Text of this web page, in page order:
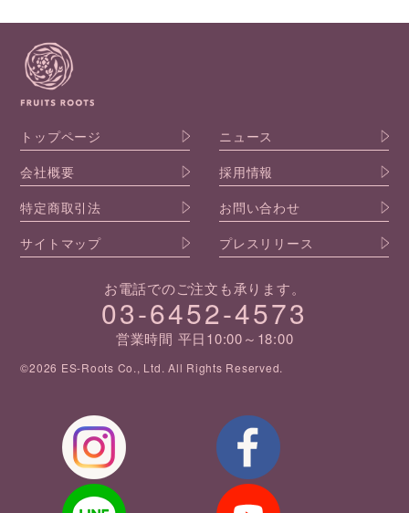
トップページ
ニュース
会社概要
採用情報
特定商取引法
お問い合わせ
サイトマップ
プレスリリース
お電話でのご注文も承ります。
03-6452-4573
営業時間 平日10:00～18:00
©2026 ES-Roots Co., Ltd. All Rights Reserved.